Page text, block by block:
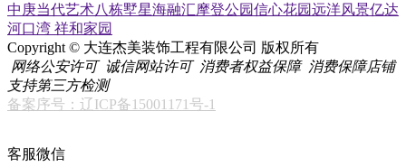
中庚当代艺术八栋墅星海融汇摩登公园信心花园远洋风景亿达
河口湾 祥和家园
Copyright © 大连杰美装饰工程有限公司 版权所有
网络公安许可 诚信网站许可 消费者权益保障 消费保障店铺
支持第三方检测
备案序号：辽ICP备15001171号-1
客服微信